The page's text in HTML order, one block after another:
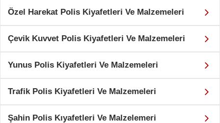
Özel Harekat Polis Kiyafetleri Ve Malzemeleri
Çevik Kuvvet Polis Kiyafetleri Ve Malzemeleri
Yunus Polis Kiyafetleri Ve Malzemeleri
Trafik Polis Kiyafetleri Ve Malzemeleri
Şahin Polis Kıyafetleri Ve Malzelemeri